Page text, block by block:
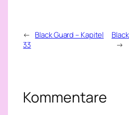
← Black Guard – Kapitel
33
→
Kommentare